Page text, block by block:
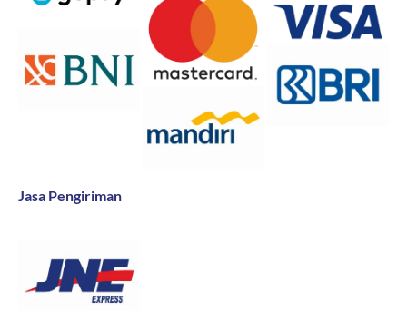
Jasa Pengiriman